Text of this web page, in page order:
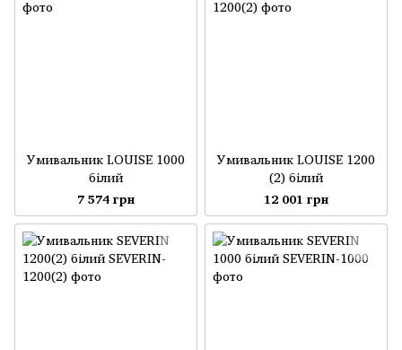
Умивальник LOUISE 1000
білий
7 574 грн
Умивальник LOUISE 1200
(2) білий
12 001 грн